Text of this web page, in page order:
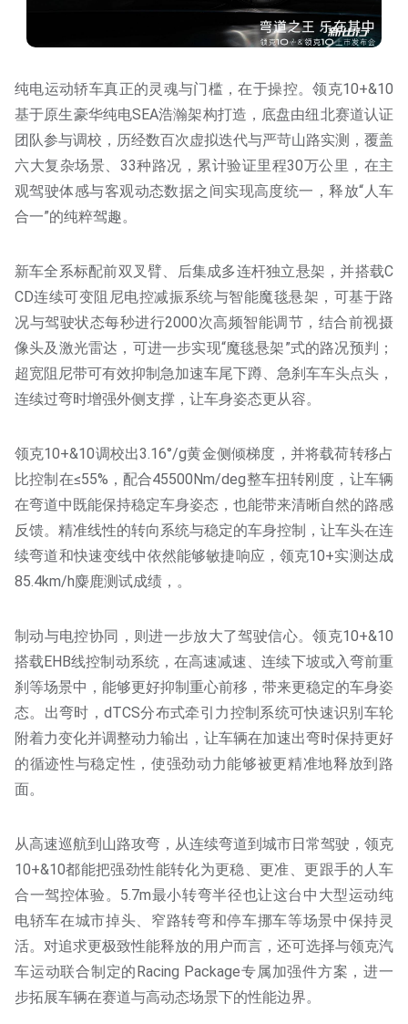
纯电运动轿车真正的灵魂与门槛，在于操控。领克10+&10
基于原生豪华纯电SEA浩瀚架构打造，底盘由纽北赛道认证
团队参与调校，历经数百次虚拟迭代与严苛山路实测，覆盖
六大复杂场景、33种路况，累计验证里程30万公里，在主
观驾驶体感与客观动态数据之间实现高度统一，释放“人车
合一”的纯粹驾趣。
新车全系标配前双叉臂、后集成多连杆独立悬架，并搭载C
CD连续可变阻尼电控减振系统与智能魔毯悬架，可基于路
况与驾驶状态每秒进行2000次高频智能调节，结合前视摄
像头及激光雷达，可进一步实现“魔毯悬架”式的路况预判；
超宽阻尼带可有效抑制急加速车尾下蹲、急刹车车头点头，
连续过弯时增强外侧支撑，让车身姿态更从容。
领克10+&10调校出3.16°/g黄金侧倾梯度，并将载荷转移占
比控制在≤55%，配合45500Nm/deg整车扭转刚度，让车辆
在弯道中既能保持稳定车身姿态，也能带来清晰自然的路感
反馈。精准线性的转向系统与稳定的车身控制，让车头在连
续弯道和快速变线中依然能够敏捷响应，领克10+实测达成
85.4km/h麋鹿测试成绩，。
制动与电控协同，则进一步放大了驾驶信心。领克10+&10
搭载EHB线控制动系统，在高速减速、连续下坡或入弯前重
刹等场景中，能够更好抑制重心前移，带来更稳定的车身姿
态。出弯时，dTCS分布式牵引力控制系统可快速识别车轮
附着力变化并调整动力输出，让车辆在加速出弯时保持更好
的循迹性与稳定性，使强劲动力能够被更精准地释放到路
面。
从高速巡航到山路攻弯，从连续弯道到城市日常驾驶，领克
10+&10都能把强劲性能转化为更稳、更准、更跟手的人车
合一驾控体验。5.7m最小转弯半径也让这台中大型运动纯
电轿车在城市掉头、窄路转弯和停车挪车等场景中保持灵
活。对追求更极致性能释放的用户而言，还可选择与领克汽
车运动联合制定的Racing Package专属加强件方案，进一
步拓展车辆在赛道与高动态场景下的性能边界。